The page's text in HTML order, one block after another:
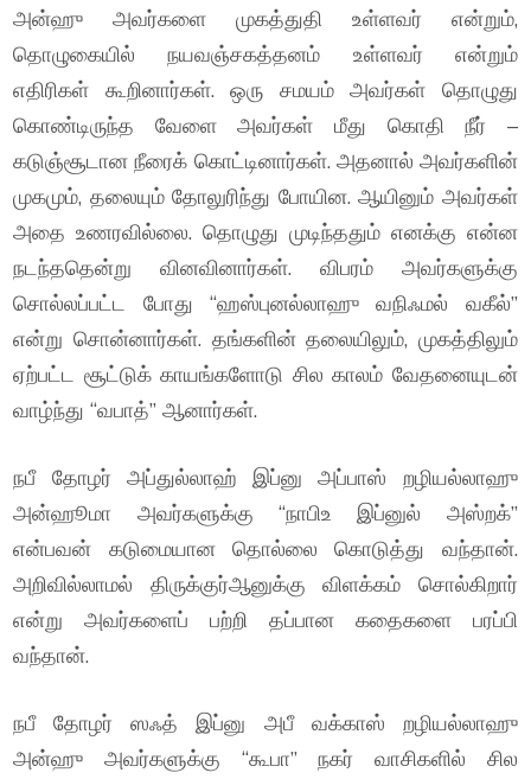
அன்ஹு அவர்களை முகத்துதி உள்ளவர் என்றும்,
தொழுகையில் நயவஞ்சகத்தனம் உள்ளவர் என்றும்
எதிரிகள் கூறினார்கள். ஒரு சமயம் அவர்கள் தொழுது
கொண்டிருந்த வேளை அவர்கள் மீது கொதி நீர் –
கடுஞ்சூடான நீரைக் கொட்டினார்கள். அதனால் அவர்களின்
முகமும், தலையும் தோலுரிந்து போயின. ஆயினும் அவர்கள்
அதை உணரவில்லை. தொழுது முடிந்ததும் எனக்கு என்ன
நடந்ததென்று வினவினார்கள். விபரம் அவர்களுக்கு
சொல்லப்பட்ட போது “ஹஸ்புனல்லாஹு வநிஃமல் வகீல்”
என்று சொன்னார்கள். தங்களின் தலையிலும், முகத்திலும்
ஏற்பட்ட சூட்டுக் காயங்களோடு சில காலம் வேதனையுடன்
வாழ்ந்து “வபாத்” ஆனார்கள்.
நபீ தோழர் அப்துல்லாஹ் இப்னு அப்பாஸ் றழியல்லாஹு
அன்ஹூமா அவர்களுக்கு “நாபிஉ இப்னுல் அஸ்றக்”
என்பவன் கடுமையான தொல்லை கொடுத்து வந்தான்.
அறிவில்லாமல் திருக்குர்ஆனுக்கு விளக்கம் சொல்கிறார்
என்று அவர்களைப் பற்றி தப்பான கதைகளை பரப்பி
வந்தான்.
நபீ தோழர் ஸஃத் இப்னு அபீ வக்காஸ் றழியல்லாஹு
அன்ஹு அவர்களுக்கு “கூபா” நகர் வாசிகளில் சில